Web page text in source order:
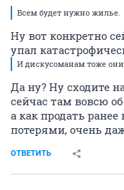
Всем будет нужно жилье.
Ну вот конкретно
упал
И дискусоманам тоже они
Да ну? Ну сходите
сейчас там вовсю
а как продать
потерями, очень
ОТВЕТИТЬ